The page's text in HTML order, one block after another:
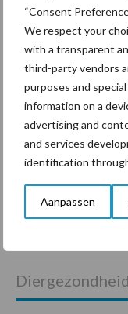
“Consent
We respect your
with a transparent
third-party vendors
purposes and
information on a
advertising and
and services
identification
Aanpassen
Diergezondheid